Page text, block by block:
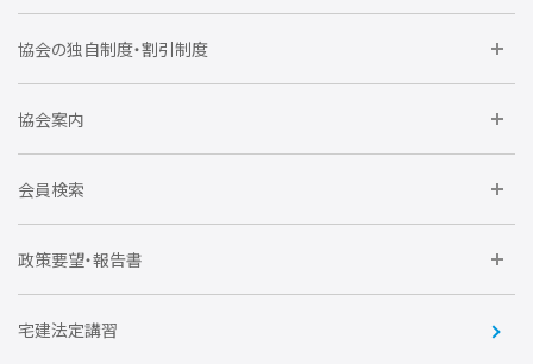
委員会に参加しよう
要望活動に参加しよう
協会の独自制度・割引制度
住宅瑕疵担保責任保険割引制度
全住協NET
不動産後見アドバイザー資格講習
会
全住協ビジネスショップ
協会案内
運営組織
トライアル会員制度
会員検索
企業会員
賛助会員
政策要望・報告書
住宅・土地税制改正要望
宅建法定講習